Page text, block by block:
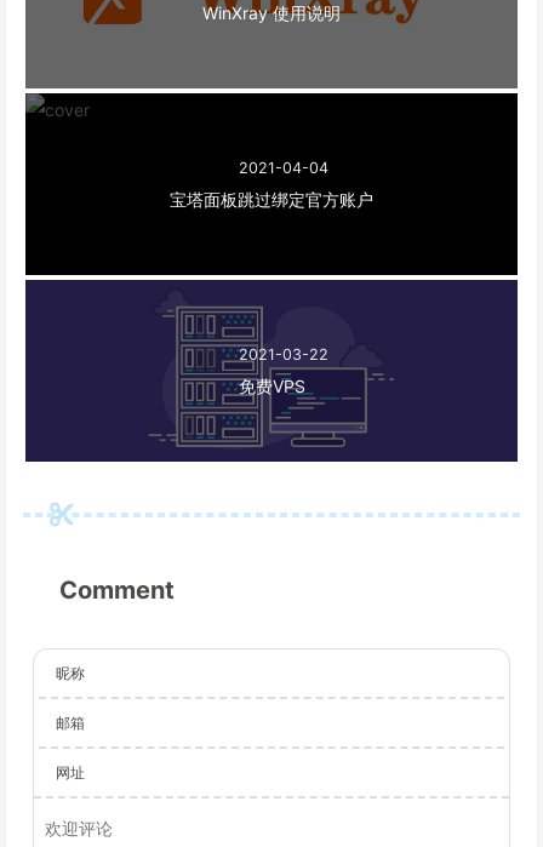
WinXray 使用说明
2021-04-04
宝塔面板跳过绑定官方账户
2021-03-22
免费VPS
Comment
昵称
邮箱
网址